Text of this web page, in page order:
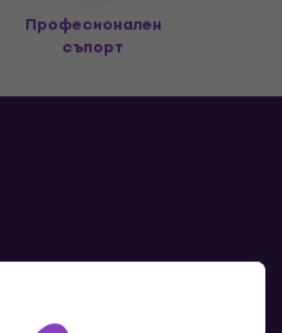
Професионален
съпорт